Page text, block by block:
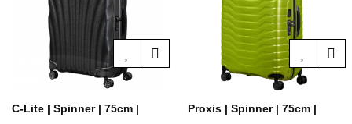
C-Lite | Spinner | 75cm | Proxis | Spinner | 75cm |